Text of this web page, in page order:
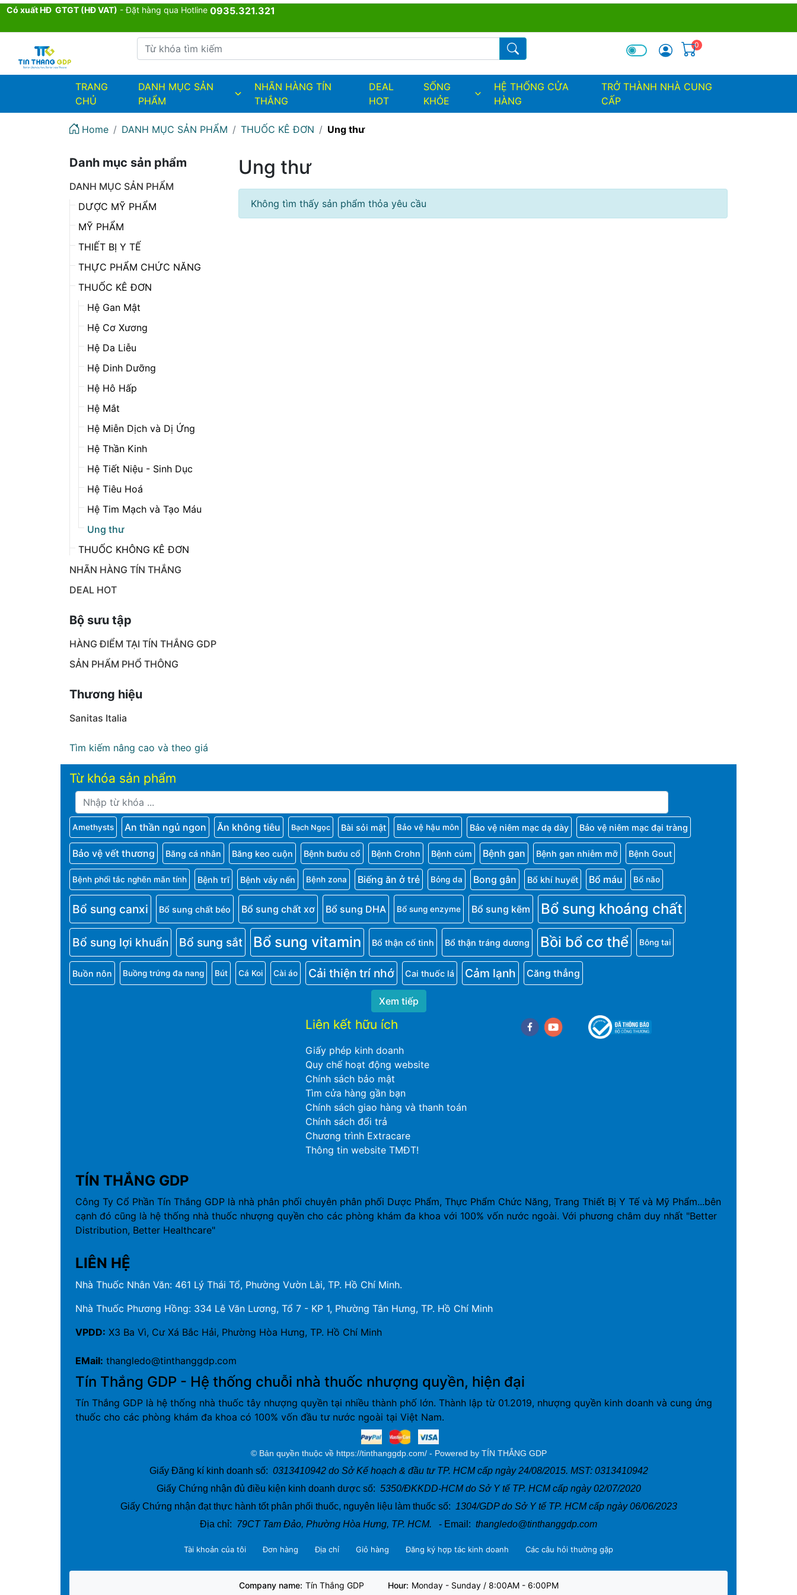
Có xuất HĐ GTGT (HĐ VAT) - Đặt hàng qua Hotline 0935.321.321
admin.configuration.shipping.providers.fields.logo
Từ khóa tìm kiếm
Từ khóa tìm kiếm
0
TRANG
CHỦ
DANH MỤC SẢN
PHẨM
NHÃN HÀNG TÍN
THẮNG
DEAL
HOT
SỐNG
KHỎE
HỆ THỐNG CỬA
HÀNG
TRỞ THÀNH NHÀ CUNG
CẤP
Home DANH MỤC SẢN PHẨM THUỐC KÊ ĐƠN Ung thư
Ung thư
Không tìm thấy sản phẩm thỏa yêu cầu
Danh mục sản phẩm
DANH MỤC SẢN PHẨM
DƯỢC MỸ PHẨM
MỸ PHẨM
THIẾT BỊ Y TẾ
THỰC PHẨM CHỨC NĂNG
THUỐC KÊ ĐƠN
Hệ Gan Mật
Hệ Cơ Xương
Hệ Da Liễu
Hệ Dinh Dưỡng
Hệ Hô Hấp
Hệ Mắt
Hệ Miễn Dịch và Dị Ứng
Hệ Thần Kinh
Hệ Tiết Niệu - Sinh Dục
Hệ Tiêu Hoá
Hệ Tim Mạch và Tạo Máu
Ung thư
THUỐC KHÔNG KÊ ĐƠN
NHÃN HÀNG TÍN THẮNG
DEAL HOT
Bộ sưu tập
HÀNG ĐIỂM TẠI TÍN THẮNG GDP
SẢN PHẨM PHỔ THÔNG
Thương hiệu
Sanitas Italia
Tìm kiếm nâng cao và theo giá
Từ khóa sản phẩm
Amethysts An thần ngủ ngon Ăn không tiêu Bạch Ngọc Bài sỏi mật Bảo vệ hậu môn Bảo vệ niêm mạc dạ dày Bảo vệ niêm mạc đại tràng
Bảo vệ vết thương Băng cá nhân Băng keo cuộn Bệnh bướu cổ Bệnh Crohn Bệnh cúm Bệnh gan Bệnh gan nhiễm mỡ Bệnh Gout
Bệnh phổi tắc nghẽn mãn tính Bệnh trĩ Bệnh vảy nến Bệnh zona Biếng ăn ở trẻ Bỏng da Bong gân Bổ khí huyết Bổ máu Bổ não
Bổ sung canxi Bổ sung chất béo Bổ sung chất xơ Bổ sung DHA Bổ sung enzyme Bổ sung kẽm Bổ sung khoáng chất
Bổ sung lợi khuẩn Bổ sung sắt Bổ sung vitamin Bổ thận cố tinh Bổ thận tráng dương Bồi bổ cơ thể Bông tai
Buồn nôn Buồng trứng đa nang Bút Cá Koi Cài áo Cải thiện trí nhớ Cai thuốc lá Cảm lạnh Căng thẳng
Xem tiếp
Liên kết hữu ích
Giấy phép kinh doanh
Quy chế hoạt động website
Chính sách bảo mật
Tìm cửa hàng gần bạn
Chính sách giao hàng và thanh toán
Chính sách đổi trả
Chương trình Extracare
Thông tin website TMĐT!
Facebookyoutube
TÍN THẮNG GDP
Công Ty Cổ Phần Tín Thắng GDP là nhà phân phối chuyên phân phối Dược Phẩm, Thực Phẩm Chức Năng, Trang Thiết Bị Y Tế và Mỹ Phẩm...bên
cạnh đó cũng là hệ thống nhà thuốc nhượng quyền cho các phòng khám đa khoa với 100% vốn nước ngoài. Với phương châm duy nhất "Better
Distribution, Better Healthcare"
LIÊN HỆ
Nhà Thuốc Nhân Văn: 461 Lý Thái Tổ, Phường Vườn Lài, TP. Hồ Chí Minh.
Nhà Thuốc Phương Hồng: 334 Lê Văn Lương, Tổ 7 - KP 1, Phường Tân Hưng, TP. Hồ Chí Minh
VPDD: X3 Ba Vì, Cư Xá Bắc Hải, Phường Hòa Hưng, TP. Hồ Chí Minh
EMail: thangledo@tinthanggdp.com
Tín Thắng GDP - Hệ thống chuỗi nhà thuốc nhượng quyền, hiện đại
Tín Thắng GDP là hệ thống nhà thuốc tây nhượng quyền tại nhiều thành phố lớn. Thành lập từ 01.2019, nhượng quyền kinh doanh và cung ứng
thuốc cho các phòng khám đa khoa có 100% vốn đầu tư nước ngoài tại Việt Nam.
© Bản quyền thuộc về https://tinthanggdp.com/ - Powered by TÍN THẮNG GDP
Giấy Đăng kí kinh doanh số: 0313410942 do Sở Kế hoạch & đầu tư TP. HCM cấp ngày 24/08/2015. MST: 0313410942
Giấy Chứng nhận đủ điều kiện kinh doanh dược số: 5350/ĐKKDD-HCM do Sở Y tế TP. HCM cấp ngày 02/07/2020
Giấy Chứng nhận đạt thực hành tốt phân phối thuốc, nguyên liệu làm thuốc số: 1304/GDP do Sở Y tế TP. HCM cấp ngày 06/06/2023
Địa chỉ: 79CT Tam Đảo, Phường Hòa Hưng, TP. HCM. - Email: thangledo@tinthanggdp.com
Tài khoản của tôi Đơn hàng Địa chỉ Giỏ hàng Đăng ký hợp tác kinh doanh Các câu hỏi thường gặp
Company name: Tín Thắng GDP Hour: Monday - Sunday / 8:00AM - 6:00PM